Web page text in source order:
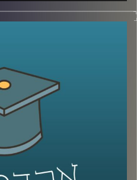
הרבה מההמצאות שאנחנו
פניצילין שנולד מצלחת פטרי
רדאר, וארטיק שנולד כשילד
ערבוב בלילה קר.
על פניו, כל אלה נשמעים כמו
מהתמונה. כי הרבה אנשים
ובדברים לא צפויים, והשאלה
עליהם אחרת, ולהפוך אותם
האורח שלנו היום הוא מוטי
באוניברסיטת רייכמן. יחד עם